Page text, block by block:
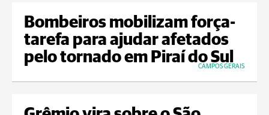
Bombeiros mobilizam força-
tarefa para ajudar afetados
pelo tornado em Piraí do Sul
CAMPOS GERAIS